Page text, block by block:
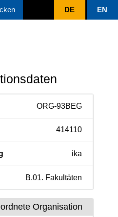
DE EN
ORG-93BEG
414110
ika
B.01. Fakultäten
Organisation